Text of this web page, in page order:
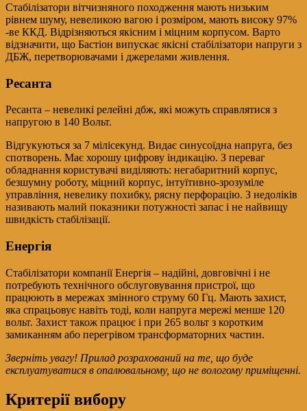
Стабілізатори вітчизняного походження мають низьким
рівнем шуму, невеликою вагою і розміром, мають високу 97%
-ве ККД. Відрізняються якісним і міцним корпусом. Варто
відзначити, що Бастіон випускає якісні стабілізатори напруги з
ДБЖ, перетворювачами і джерелами живлення.
Ресанта
Ресанта – невеликі релейні дбж, які можуть справлятися з
напругою в 140 Вольт.
Відгукуються за 7 мілісекунд. Видає синусоїдна напруга, без
спотворень. Має хорошу цифрову індикацію. З переваг
обладнання користувачі виділяють: негабаритний корпус,
безшумну роботу, міцний корпус, інтуїтивно-зрозуміле
управління, невелику похибку, рясну перфорацію. З недоліків
називають малий показники потужності запас і не найвищу
швидкість стабілізації.
Енергія
Стабілізатори компанії Енергія – надійні, довговічні і не
потребують технічного обслуговування пристрої, що
працюють в мережах змінного струму 60 Гц. Мають захист,
яка спрацьовує навіть тоді, коли напруга мережі менше 120
вольт. Захист також працює і при 265 вольт з коротким
замиканням або перегрівом трансформаторних частин.
Зверніть увагу! Прилад розрахований на те, що буде
експлуатуватися в опалювальному, що не вологому приміщенні.
Критерії вибору